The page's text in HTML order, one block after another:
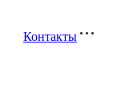
Контакты